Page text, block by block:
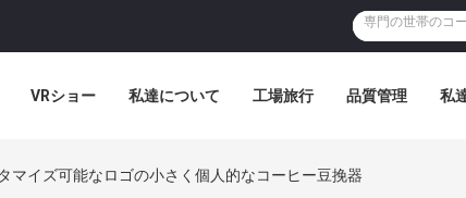
VRショー 私達について 工場旅行 品質管理 私
マイズ可能なロゴの小さく個人的なコーヒー豆挽器